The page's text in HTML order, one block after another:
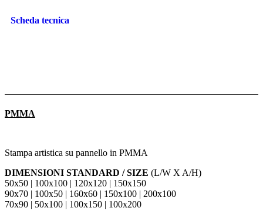
Scheda tecnica
PMMA
Stampa artistica su pannello in PMMA
DIMENSIONI STANDARD / SIZE (L/W X A/H)
50x50 | 100x100 | 120x120 | 150x150
90x70 | 100x50 | 160x60 | 150x100 | 200x100
70x90 | 50x100 | 100x150 | 100x200